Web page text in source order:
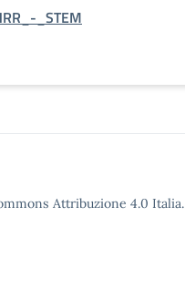
_STEM
Attribuzione 4.0 Italia.